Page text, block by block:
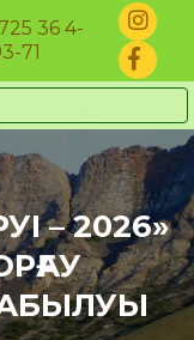
36 4-
71
– 2026»